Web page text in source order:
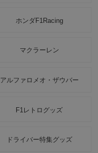
ホンダF1Racing
マクラーレン
アルファロメオ・ザウバー
F1レトログッズ
ドライバー特集グッズ